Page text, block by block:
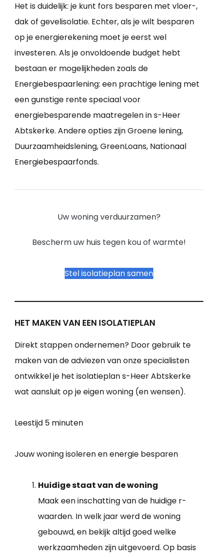
Het is duidelijk: je kunt fors besparen met vloer-,
dak of gevelisolatie. Echter, als je wilt besparen
op je energierekening moet je eerst wel
investeren. Als je onvoldoende budget hebt
bestaan er mogelijkheden zoals de
Energiebespaarlening: een prachtige lening met
een gunstige rente speciaal voor
energiebesparende maatregelen in s-Heer
Abtskerke. Andere opties zijn Groene lening,
Duurzaamheidslening, GreenLoans, Nationaal
Energiebespaarfonds.
Uw woning verduurzamen?
Bescherm uw huis tegen kou of warmte!
Stel isolatieplan samen
HET MAKEN VAN EEN ISOLATIEPLAN
Direkt stappen ondernemen? Door gebruik te
maken van de adviezen van onze specialisten
ontwikkel je het isolatieplan s-Heer Abtskerke
wat aansluit op je eigen woning (en wensen).
Leestijd 5 minuten
Jouw woning isoleren en energie besparen
Huidige staat van de woning
Maak een inschatting van de huidige r-
waarden. In welk jaar werd de woning
gebouwd, en bekijk altijd goed welke
werkzaamheden zijn uitgevoerd. Op basis